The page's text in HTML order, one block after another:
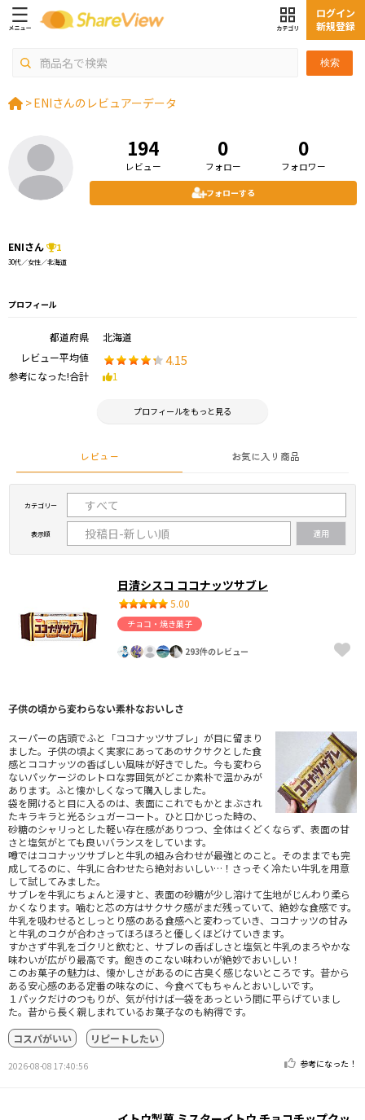
検索
ログイン
新規登録
>ENIさんのレビュアーデータ
194
レビュー
0
フォロー
0
フォロワー
フォローする
ENIさん 1
30代／女性／北海道
プロフィール
都道府県
北海道
レビュー平均値
4.15
参考になった!合計 1
プロフィールをもっと見る
レビュー お気に入り商品
カテゴリー
表示順
日清シスコ ココナッツサブレ
5.00
チョコ・焼き菓子
293件のレビュー
子供の頃から変わらない素朴なおいしさ
スーパーの店頭でふと「ココナッツサブレ」が目に留まり
ました。子供の頃よく実家にあってあのサクサクとした食
感とココナッツの香ばしい風味が好きでした。今も変わら
ないパッケージのレトロな雰囲気がどこか素朴で温かみが
あります。ふと懐かしくなって購入しました。
袋を開けると目に入るのは、表面にこれでもかとまぶされ
たキラキラと光るシュガーコート。ひと口かじった時の、
砂糖のシャリっとした軽い存在感がありつつ、全体はくどくならず、表面の甘
さと塩気がとても良いバランスをしています。
噂ではココナッツサブレと牛乳の組み合わせが最強とのこと。そのままでも完
成してるのに、牛乳に合わせたら絶対おいしい…！さっそく冷たい牛乳を用意
して試してみました。
サブレを牛乳にちょんと浸すと、表面の砂糖が少し溶けて生地がじんわり柔ら
かくなります。噛むと芯の方はサクサク感がまだ残っていて、絶妙な食感です。
牛乳を吸わせるとしっとり感のある食感へと変わっていき、ココナッツの甘み
と牛乳のコクが合わさってほろほろと優しくほどけていきます。
すかさず牛乳をゴクリと飲むと、サブレの香ばしさと塩気と牛乳のまろやかな
味わいが広がり最高です。飽きのこない味わいが絶妙でおいしい！
このお菓子の魅力は、懐かしさがあるのに古臭く感じないところです。昔から
ある安心感のある定番の味なのに、今食べてもちゃんとおいしいです。
１パックだけのつもりが、気が付けば一袋をあっという間に平らげていまし
た。昔から長く親しまれているお菓子なのも納得です。
コスパがいい
リピートしたい
2026-08-08 17:40:56 参考になった！